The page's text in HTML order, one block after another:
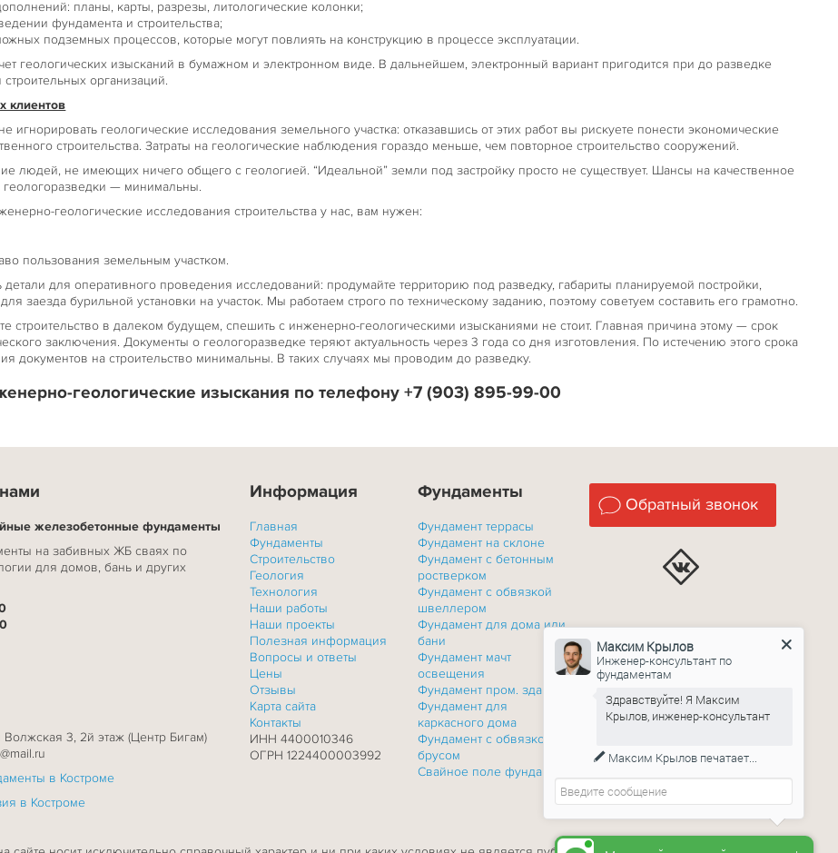
планы, карты, разрезы, литологические колонки;
фундамента и строительства;
подземных процессов, которые могут повлиять на конструкцию в процессе эксплуатации.
геологических изысканий в бумажном и электронном виде. В дальнейшем, электронный вариант пригодится при до разведке
организаций.
клиентов
игнорировать геологические исследования земельного участка: отказавшись от этих работ вы рискуете понести экономические
строительства. Затраты на геологические наблюдения гораздо меньше, чем повторное строительство сооружений.
людей, не имеющих ничего общего с геологией. “Идеальной” земли под застройку просто не существует. Шансы на качественное
геологоразведки — минимальны.
геологические исследования строительства у нас, вам нужен:
пользования земельным участком.
детали для оперативного проведения исследований: продумайте территорию под разведку, габариты планируемой постройки,
заезда бурильной установки на участок. Мы работаем строго по техническому заданию, поэтому советуем составить его грамотно.
строительство в далеком будущем, спешить с инженерно-геологическими изысканиями не стоит. Главная причина этому — срок
заключения. Документы о геологоразведке теряют актуальность через 3 года со дня изготовления. По истечению этого срока
документов на строительство минимальны. В таких случаях мы проводим до разведку.
геологические изыскания по телефону +7 (903) 895-99-00
железобетонные фундаменты
на забивных ЖБ сваях по
для домов, бань и других
Волжская 3, 2й этаж (Центр Бигам)
в Костроме
в Костроме
Информация
Главная
Фундаменты
Строительство
Геология
Технология
Наши работы
Наши проекты
Полезная информация
Вопросы и ответы
Цены
Отзывы
Карта сайта
Контакты
ИНН 4400010346
ОГРН 1224400003992
Фундаменты
Фундамент террасы
Фундамент на склоне
Фундамент с бетонным
ростверком
Фундамент с обвязкой
швеллером
Фундамент для дома или
бани
Фундамент мачт
освещения
Фундамент пром. зданий
Фундамент для
каркасного дома
Фундамент c обвязкой
брусом
Свайное поле фундамента
Обратный звонок
Максим Крылов
Инженер-консультант по
фундаментам
Здравствуйте! Я Максим
Крылов, инженер-консультант
Максим Крылов печатает...